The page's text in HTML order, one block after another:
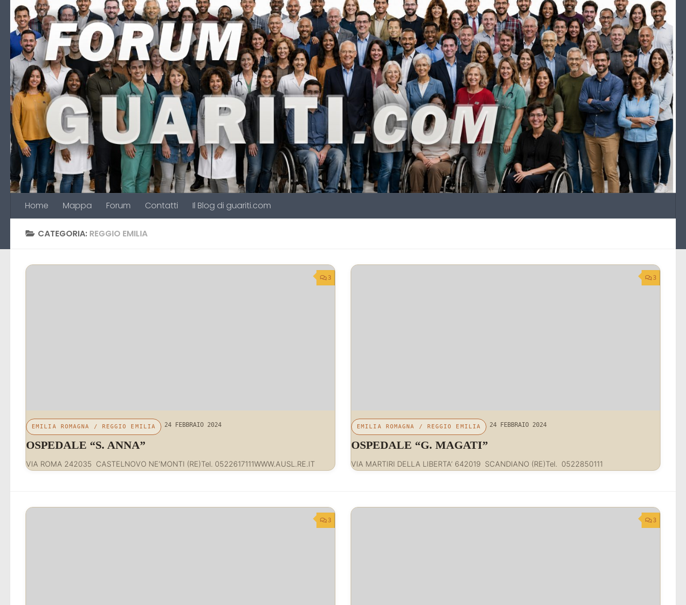
Salta al contenuto
Home Mappa Forum Contatti Il Blog di guariti.com
CATEGORIA: REGGIO EMILIA
3
EMILIA ROMAGNA / REGGIO EMILIA 24 FEBBRAIO 2024
OSPEDALE “S. ANNA”
VIA ROMA 242035 CASTELNOVO NE’MONTI (RE)Tel. 0522617111WWW.AUSL.RE.IT
3
EMILIA ROMAGNA / REGGIO EMILIA 24 FEBBRAIO 2024
OSPEDALE “G. MAGATI”
VIA MARTIRI DELLA LIBERTA’ 642019 SCANDIANO (RE)Tel. 0522850111
3 3